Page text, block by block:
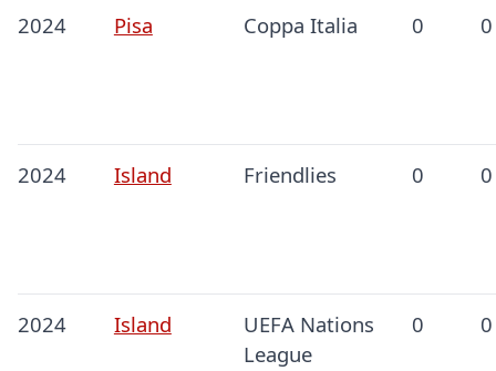
2024 Pisa Coppa Italia 0 0
2024 Island Friendlies 0 0
2024 Island
UEFA Nations
League
0 0